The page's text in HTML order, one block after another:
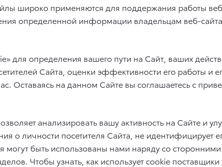
широко применяются для поддержания работы
определенной информации владельцам веб-
для определения вашего пути на Сайт, ваших
Сайта, оценки эффективности его работы и
Оставаясь на данном Сайте вы соглашаетесь с
анализировать вашу активность на Сайте и
о личности посетителя Сайта, не идентифицирует
могут быть использованы нами наряду со
Чтобы узнать, как использует cookie поставщики